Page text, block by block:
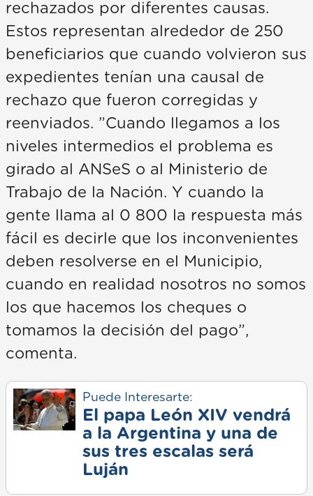
rechazados por diferentes causas.
Estos representan alrededor de 250
beneficiarios que cuando volvieron sus
expedientes tenían una causal de
rechazo que fueron corregidas y
reenviados. ”Cuando llegamos a los
niveles intermedios el problema es
girado al ANSeS o al Ministerio de
Trabajo de la Nación. Y cuando la
gente llama al 0 800 la respuesta más
fácil es decirle que los inconvenientes
deben resolverse en el Municipio,
cuando en realidad nosotros no somos
los que hacemos los cheques o
tomamos la decisión del pago”,
comenta.
Puede Interesarte:
El papa León XIV vendrá
a la Argentina y una de
sus tres escalas será
Luján